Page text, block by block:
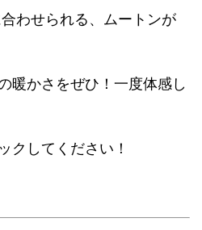
せられる、ムートンが
暖かさをぜひ！一度体感し
クしてください！